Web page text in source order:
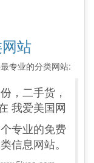
站
专业的分类网站:
，二手货，
我爱美国网
专业的免费
信息网站。